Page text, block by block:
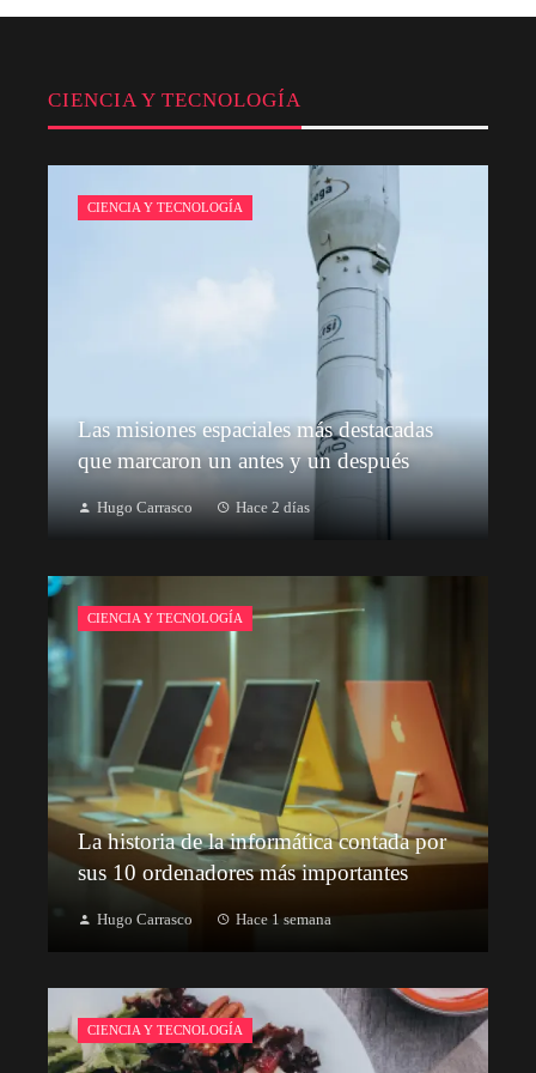
CIENCIA Y TECNOLOGÍA
CIENCIA Y TECNOLOGÍA
Las misiones espaciales más destacadas
que marcaron un antes y un después
Hugo Carrasco Hace 2 días
CIENCIA Y TECNOLOGÍA
La historia de la informática contada por
sus 10 ordenadores más importantes
Hugo Carrasco Hace 1 semana
CIENCIA Y TECNOLOGÍA